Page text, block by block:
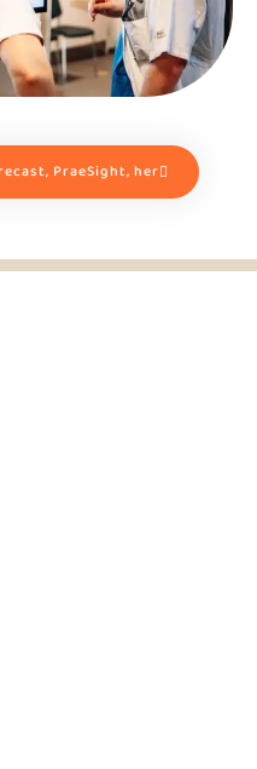
PraeSight, her